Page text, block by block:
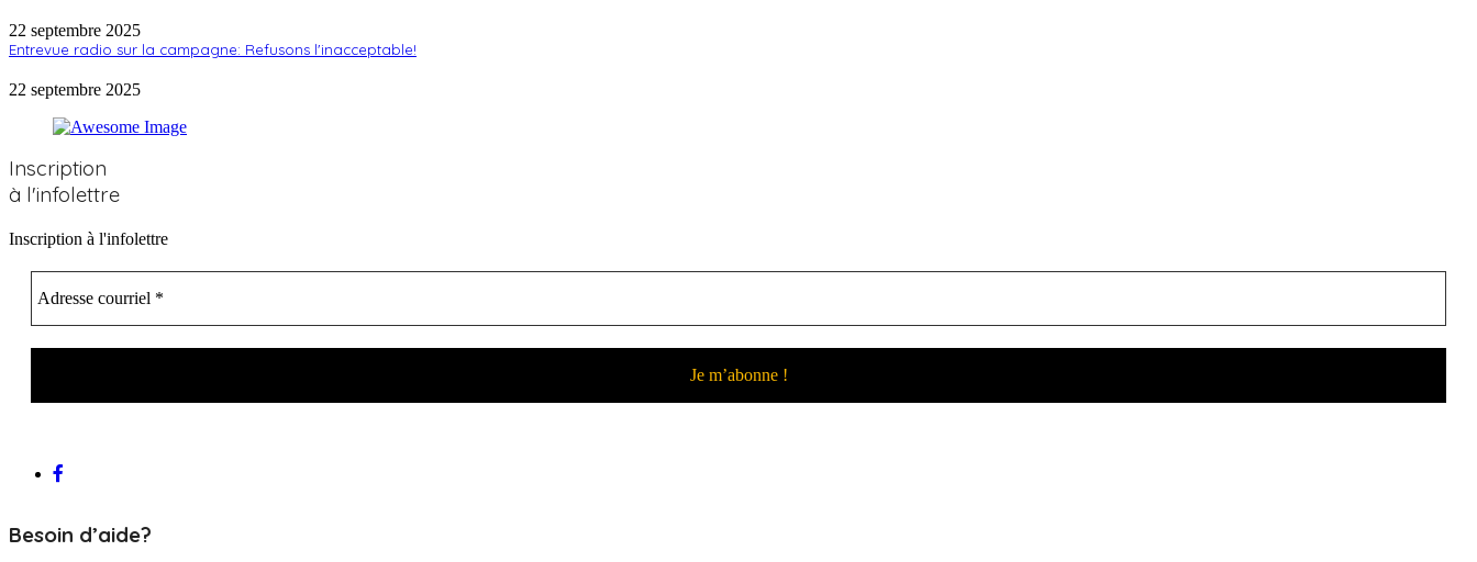
22 septembre 2025
Entrevue radio sur la campagne: Refusons l'inacceptable!
22 septembre 2025
Inscription
à l'infolettre
Inscription à l'infolettre
Besoin d’aide?